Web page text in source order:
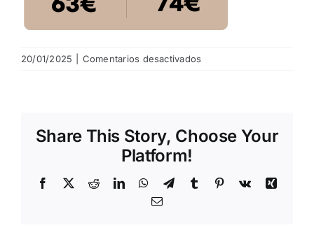
RESERVAR
20/01/2025 Comentarios desactivados
Share This Story, Choose Your
Platform!
Facebook
X RedditLinkedInWhatsApp
TelegramTumblr Pinterest
Vk
Xing
Email